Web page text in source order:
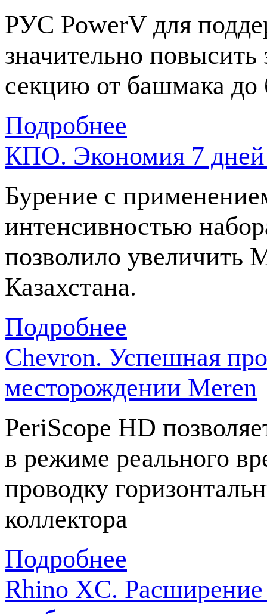
РУС PowerV для
значительно
секцию от башмака до
Подробнее
КПО. Экономия 7 дней
Бурение с
интенсивностью
позволило
Казахстана.
Подробнее
Chevron. Успешная
месторождении Meren
PeriScope HD
в режиме реального
проводку
коллектора
Подробнее
Rhino XC.